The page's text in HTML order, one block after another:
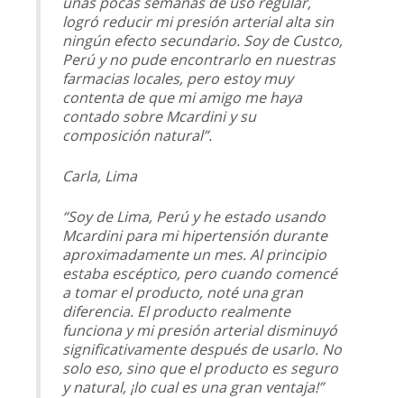
logró reducir mi presión arterial alta sin
ningún efecto secundario. Soy de Custco,
Perú y no pude encontrarlo en nuestras
farmacias locales, pero estoy muy
contenta de que mi amigo me haya
contado sobre Mcardini y su
composición natural”.
Carla, Lima
“Soy de Lima, Perú y he estado usando
Mcardini para mi hipertensión durante
aproximadamente un mes. Al principio
estaba escéptico, pero cuando comencé
a tomar el producto, noté una gran
diferencia. El producto realmente
funciona y mi presión arterial disminuyó
significativamente después de usarlo. No
solo eso, sino que el producto es seguro
y natural, ¡lo cual es una gran ventaja!”